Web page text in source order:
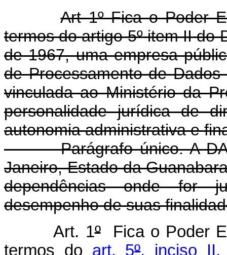
Art 1º Fica o Poder
termos do artigo 5º item II do
de 1967, uma empresa
de Processamento de
vinculada ao Ministério da
personalidade jurídica de
autonomia administrativa e
Parágrafo único. A
Janeiro, Estado da
dependências onde for
desempenho de suas
Art. 1ºFica o Poder
termos do art. 5º, inciso II,